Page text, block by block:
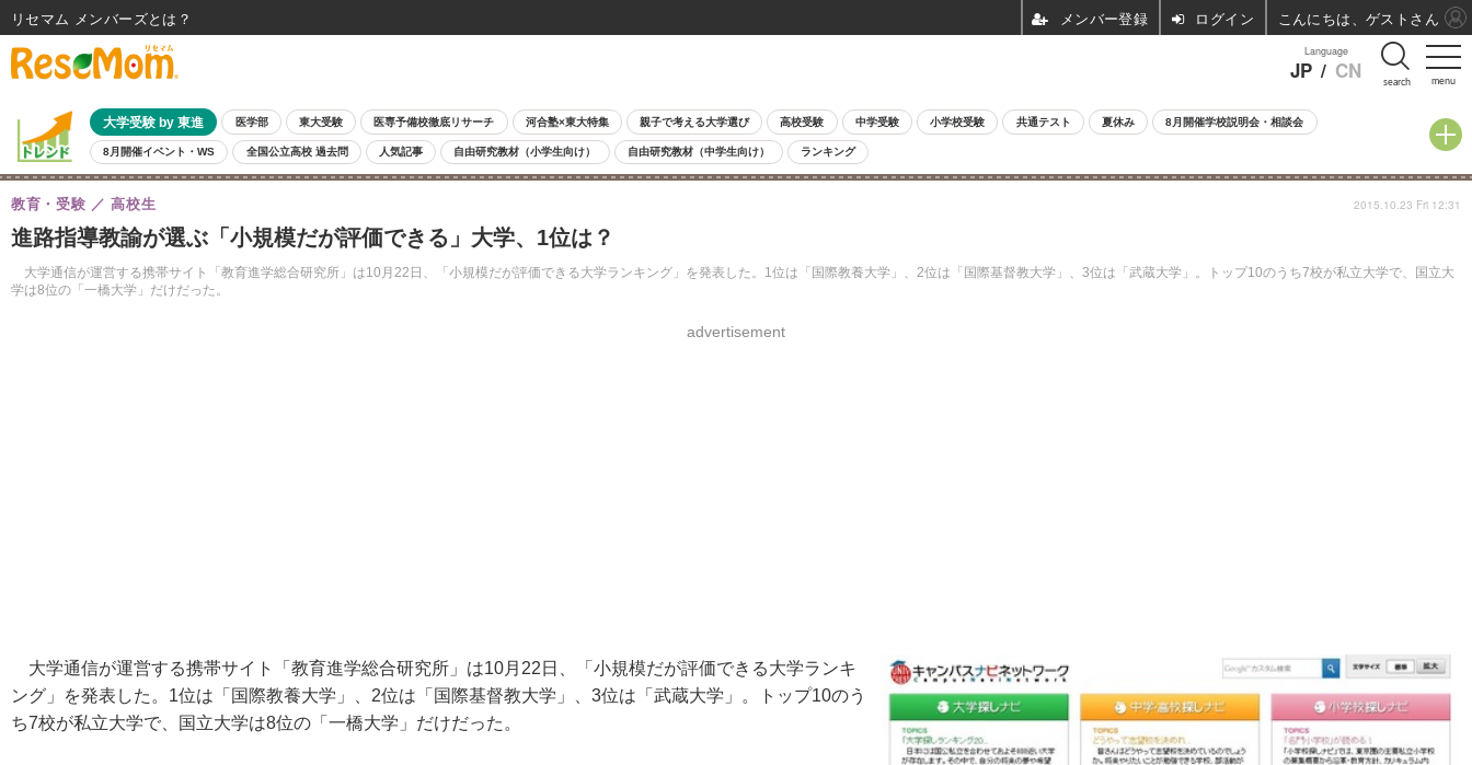
menu
Language
JP / CN search
大学受験 by 東進 医学部 東大受験 医専予備校徹底リサーチ 河合塾×東大特集 親子で考える大学選び 高校受験 中学受験 小学校受験 共通テスト 夏休み 8月開催学校説明会・相談会
8月開催イベント・WS 全国公立高校 過去問 人気記事 自由研究教材（小学生向け） 自由研究教材（中学生向け） ランキング
進路指導教諭が選ぶ「小規模だが評価できる」大学、1位は？
大学通信が運営する携帯サイト「教育進学総合研究所」は10月22日、「小規模だが評価できる大学ランキング」を発表した。1位は「国際教養大学」、2位は「国際基督教大学」、3位は「武蔵大学」。トップ10のうち7校が私立大学で、国立大
学は8位の「一橋大学」だけだった。
教育・受験 高校生
advertisement
2015.10.23 Fri 12:31
大学通信が運営する携帯サイト「教育進学総合研究所」は10月22日、「小規模だが評価できる大学ランキ
ング」を発表した。1位は「国際教養大学」、2位は「国際基督教大学」、3位は「武蔵大学」。トップ10のう
ち7校が私立大学で、国立大学は8位の「一橋大学」だけだった。
リセマム メンバーズ ログイン こんにちは、ゲストさん